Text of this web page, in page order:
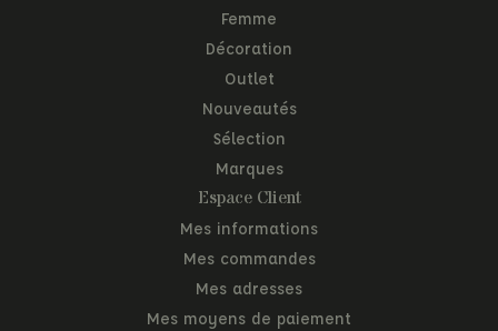
Femme
Décoration
Outlet
Nouveautés
Sélection
Marques
Espace Client
Mes informations
Mes commandes
Mes adresses
Mes moyens de paiement